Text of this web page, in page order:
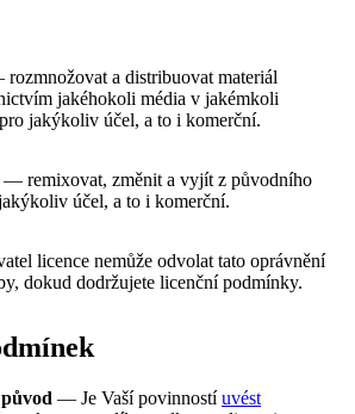
a distribuovat materiál
jakéhokoli média v jakémkoli
jakýkoliv účel, a to i komerční.
— remixovat, změnit a vyjít z původního
účel, a to i komerční.
licence nemůže odvolat tato oprávnění
dokud dodržujete licenční podmínky.
— Je Vaší povinnostíuvést